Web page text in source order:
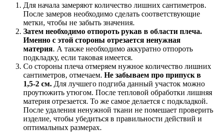
Для начала замеряют количество лишних сантиметров.
После замеров необходимо сделать соответствующие
метки, чтобы не забыть значения.
Затем необходимо отпороть рукав в области плеча.
Именно с этой стороны отрезается ненужная
материя. А также необходимо аккуратно отпороть
подкладку, если таковая имеется.
Со стороны плеча отмеряем нужное количество лишних
сантиметров, отмечаем. Не забываем про припуск в
1,5-2 см. Для лучшего подгиба данный участок можно
проутюжить утюгом. После тепловой обработки лишняя
материя отрезается. То же самое делается с подкладкой.
После удаления ненужной ткани не помешает проверить
изделие, чтобы убедиться в правильности действий и
оптимальных размерах.